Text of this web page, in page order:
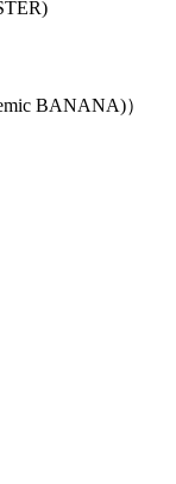
BANANA)）